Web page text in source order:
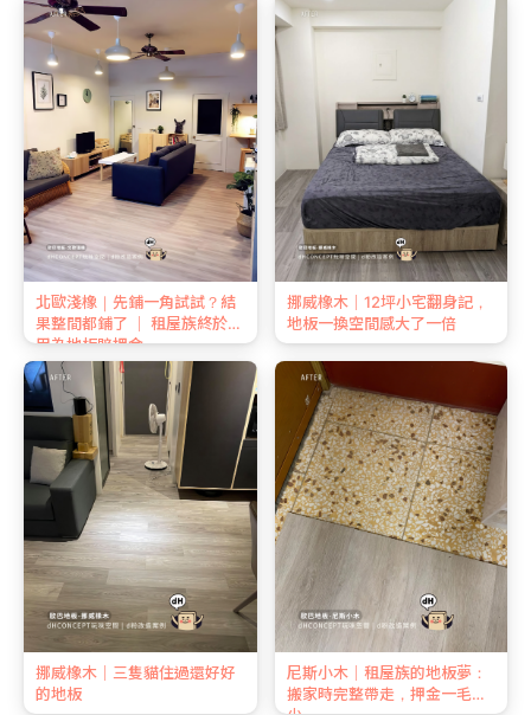
北歐淺橡｜先鋪一角試試？結
果整間都鋪了 ｜ 租屋族終於不
用為地板賠押金
挪威橡木｜12坪小宅翻身記，
地板一換空間感大了一倍
挪威橡木｜三隻貓住過還好好
的地板
尼斯小木｜租屋族的地板夢：
搬家時完整帶走，押金一毛不